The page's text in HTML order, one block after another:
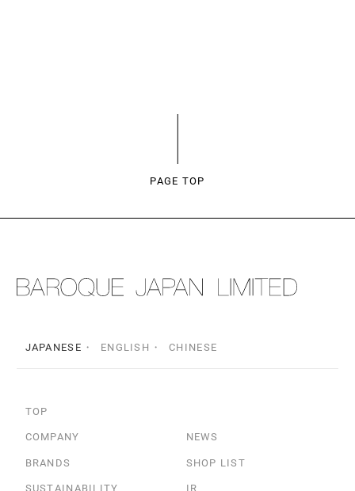
PAGE TOP
JAPANESE ENGLISH CHINESE
TOP
COMPANY NEWS
BRANDS SHOP LIST
SUSTAINABILITY IR